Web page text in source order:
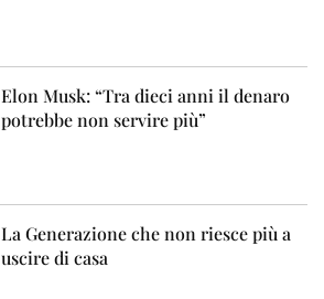
Elon Musk: “Tra dieci anni il denaro
potrebbe non servire più”
La Generazione che non riesce più a
uscire di casa